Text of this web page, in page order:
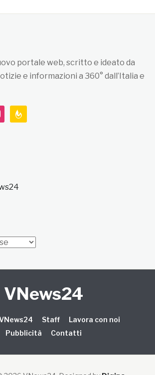
portale web, scritto e ideato da
e informazioni a 360° dall’Italia e
feedburner
VNews24
Staff
Lavora con noi
Pubblicità
Contatti